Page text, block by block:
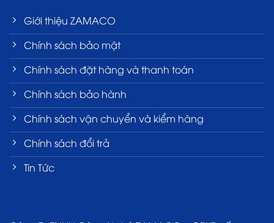
Giới thiệu ZAMACO
Chính sách bảo mật
Chính sách đặt hàng và thanh toán
Chính sách bảo hành
Chính sách vận chuyển và kiểm hàng
Chính sách đổi trả
Tin Tức